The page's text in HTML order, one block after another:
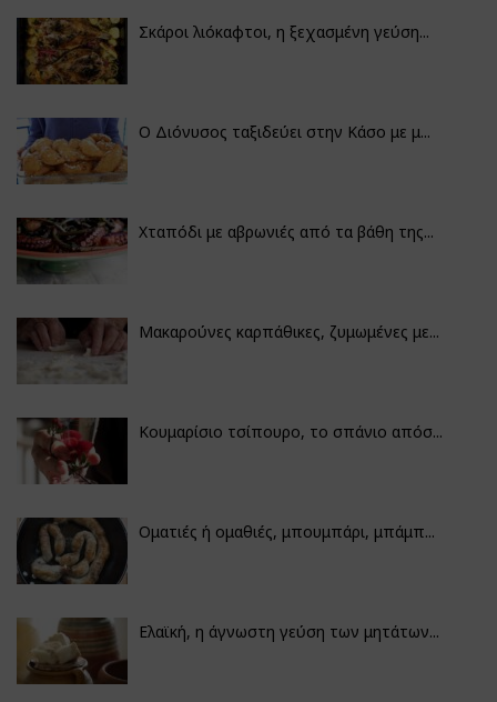
Σκάροι λιόκαφτοι, η ξεχασμένη γεύση...
Ο Διόνυσος ταξιδεύει στην Κάσο με μ...
Χταπόδι με αβρωνιές από τα βάθη της...
Μακαρούνες καρπάθικες, ζυμωμένες με...
Κουμαρίσιο τσίπουρο, το σπάνιο απόσ...
Οματιές ή ομαθιές, μπουμπάρι, μπάμπ...
Ελαϊκή, η άγνωστη γεύση των μητάτων...